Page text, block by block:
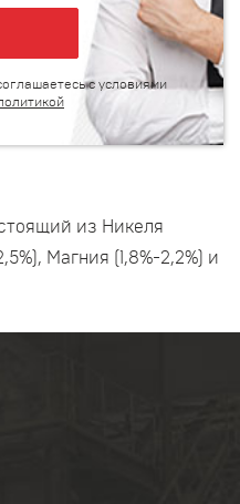
с условиями
из Никеля
Магния (1,8%-2,2%) и